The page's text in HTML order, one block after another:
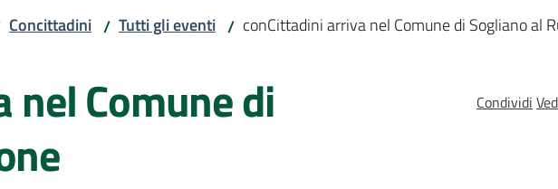
Concittadini / Tutti gli eventi / conCittadini arriva nel Comune di Sogliano al
Comune di
Condividi